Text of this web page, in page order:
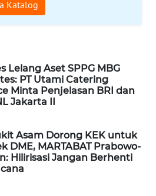
Katalog
Lelang Aset SPPG MBG
PT Utami Catering
Minta Penjelasan BRI dan
Jakarta II
Asam Dorong KEK untuk
DME, MARTABAT Prabowo-
Hilirisasi Jangan Berhenti